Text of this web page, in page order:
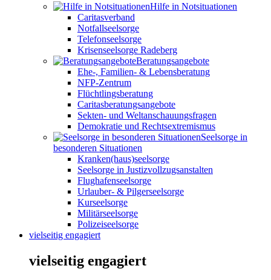
Hilfe in Notsituationen
Caritasverband
Notfallseelsorge
Telefonseelsorge
Krisenseelsorge Radeberg
Beratungsangebote
Ehe-, Familien- & Lebensberatung
NFP-Zentrum
Flüchtlingsberatung
Caritasberatungsangebote
Sekten- und Weltanschauungsfragen
Demokratie und Rechtsextremismus
Seelsorge in
besonderen Situationen
Kranken(haus)seelsorge
Seelsorge in Justizvollzugsanstalten
Flughafenseelsorge
Urlauber- & Pilgerseelsorge
Kurseelsorge
Militärseelsorge
Polizeiseelsorge
vielseitig engagiert
vielseitig engagiert